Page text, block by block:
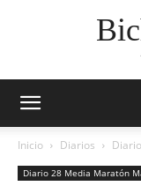
Inicio Diarios
Diario 28 Media Maratón